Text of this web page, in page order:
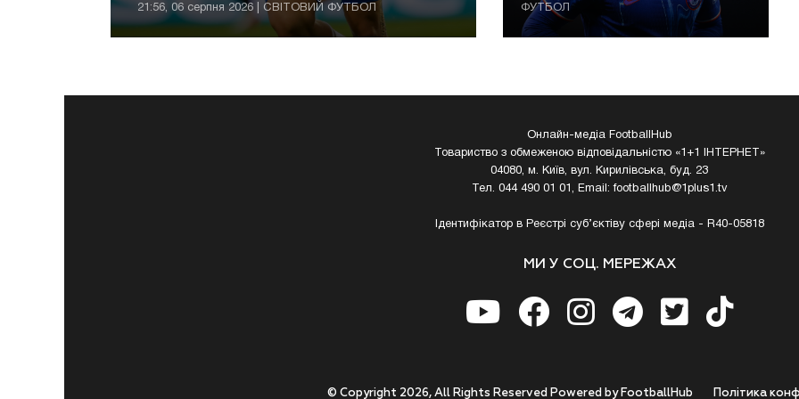
21:56, 06 серпня 2026 | СВІТОВИЙ ФУТБОЛ ФУТБОЛ
Онлайн-медіа FootballHub
Товариство з обмеженою відповідальністю «1+1 ІНТЕРНЕТ»
04080, м. Київ, вул. Кирилівська, буд. 23
Тел. 044 490 01 01, Email:footballhub@1plus1.tv
Ідентифікатор в Реєстрі суб’єктіву сфері медіа - R40-05818
МИ У СОЦ. МЕРЕЖАХ
Полiтика
© Copyright 2026, All Rights Reserved Powered by FootballHub